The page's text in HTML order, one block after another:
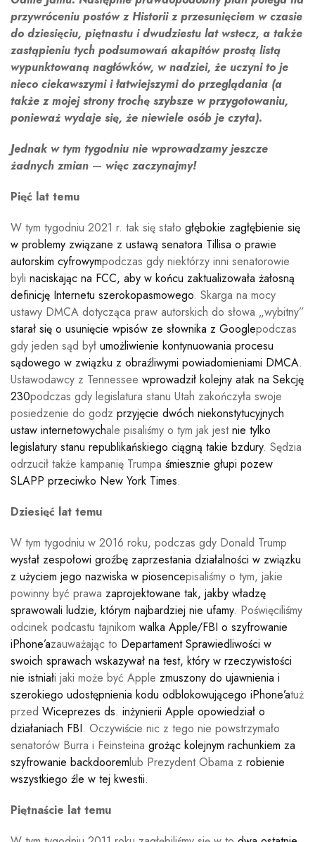
przywróceniu postów z Historii z przesunięciem w czasie
do dziesięciu, piętnastu i dwudziestu lat wstecz, a także
zastąpieniu tych podsumowań akapitów prostą listą
wypunktowaną nagłówków, w nadziei, że uczyni to je
nieco ciekawszymi i łatwiejszymi do przeglądania (a
także z mojej strony trochę szybsze w przygotowaniu,
ponieważ wydaje się, że niewiele osób je czyta).
Jednak w tym tygodniu nie wprowadzamy jeszcze
żadnych zmian — więc zaczynajmy!
Pięć lat temu
W tym tygodniu 2021 r. tak się stało głębokie zagłębienie się
w problemy związane z ustawą senatora Tillisa o prawie
autorskim cyfrowympodczas gdy niektórzy inni senatorowie
byli naciskając na FCC, aby w końcu zaktualizowała żałosną
definicję Internetu szerokopasmowego. Skarga na mocy
ustawy DMCA dotycząca praw autorskich do słowa „wybitny”
starał się o usunięcie wpisów ze słownika z Googlepodczas
gdy jeden sąd był umożliwienie kontynuowania procesu
sądowego w związku z obraźliwymi powiadomieniami DMCA.
Ustawodawcy z Tennessee wprowadził kolejny atak na Sekcję
230podczas gdy legislatura stanu Utah zakończyła swoje
posiedzenie do godz przyjęcie dwóch niekonstytucyjnych
ustaw internetowychale pisaliśmy o tym jak jestnie tylko
legislatury stanu republikańskiego ciągną takie bzdury. Sędzia
odrzucił także kampanię Trumpa śmiesznie głupi pozew
SLAPP przeciwko New York Times.
Dziesięć lat temu
W tym tygodniu w 2016 roku, podczas gdy Donald Trump
wysłał zespołowi groźbę zaprzestania działalności w związku
z użyciem jego nazwiska w piosencepisaliśmy o tym, jakie
powinny być prawa zaprojektowane tak, jakby władzę
sprawowali ludzie, którym najbardziej nie ufamy. Poświęciliśmy
odcinek podcastu tajnikom walka Apple/FBI o szyfrowanie
iPhone’azauważając to Departament Sprawiedliwości w
swoich sprawach wskazywał na test, który w rzeczywistości
nie istniałi jaki może być Apple zmuszony do ujawnienia i
szerokiego udostępnienia kodu odblokowującego iPhone’atuż
przed Wiceprezes ds. inżynierii Apple opowiedział o
działaniach FBI. Oczywiście nic z tego nie powstrzymało
senatorów Burra i Feinsteina grożąc kolejnym rachunkiem za
szyfrowanie backdooremlub Prezydent Obama z robienie
wszystkiego źle w tej kwestii.
Piętnaście lat temu